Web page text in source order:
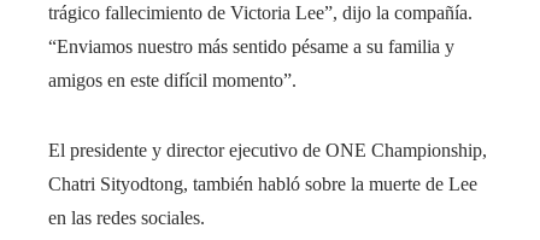
trágico fallecimiento de Victoria Lee”, dijo la compañía.
“Enviamos nuestro más sentido pésame a su familia y
amigos en este difícil momento”.
El presidente y director ejecutivo de ONE Championship,
Chatri Sityodtong, también habló sobre la muerte de Lee
en las redes sociales.